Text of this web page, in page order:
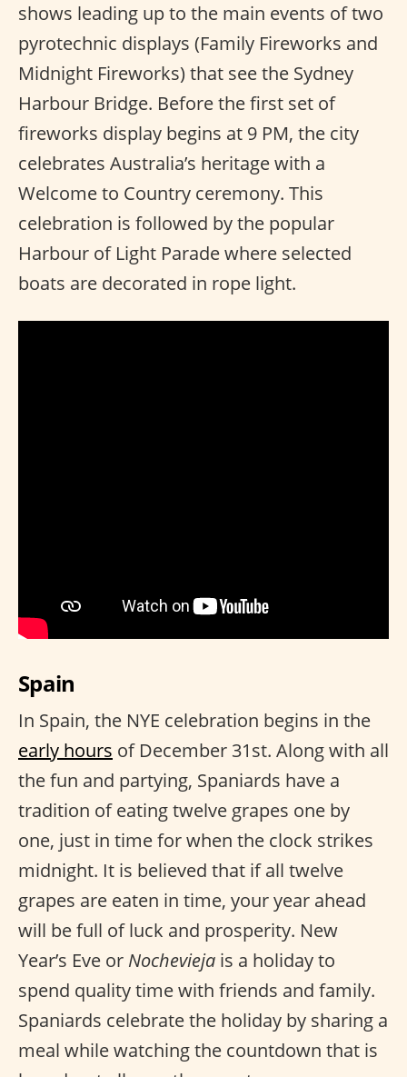
shows leading up to the main events of two
pyrotechnic displays (Family Fireworks and
Midnight Fireworks) that see the Sydney
Harbour Bridge. Before the first set of
fireworks display begins at 9 PM, the city
celebrates Australia’s heritage with a
Welcome to Country ceremony. This
celebration is followed by the popular
Harbour of Light Parade where selected
boats are decorated in rope light.
Spain
In Spain, the NYE celebration begins in the
early hours of December 31st. Along with all
the fun and partying, Spaniards have a
tradition of eating twelve grapes one by
one, just in time for when the clock strikes
midnight. It is believed that if all twelve
grapes are eaten in time, your year ahead
will be full of luck and prosperity. New
Year’s Eve or Nochevieja is a holiday to
spend quality time with friends and family.
Spaniards celebrate the holiday by sharing a
meal while watching the countdown that is